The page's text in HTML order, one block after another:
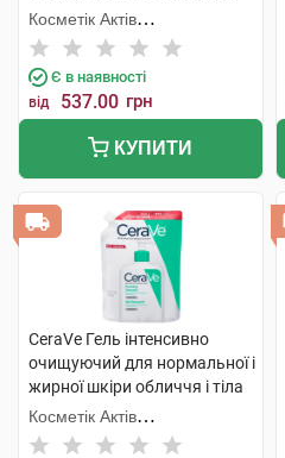
обличчя та тіла 236 мл 1
флакон
Косметік Актів
Інтернаціональ
Є в наявності
від 537.00 грн
КУПИТИ
CeraVe Гель інтенсивно
очищуючий для нормальної і
жирної шкіри обличчя і тіла
473 мл 1 пакет
Косметік Актів
Інтернаціональ